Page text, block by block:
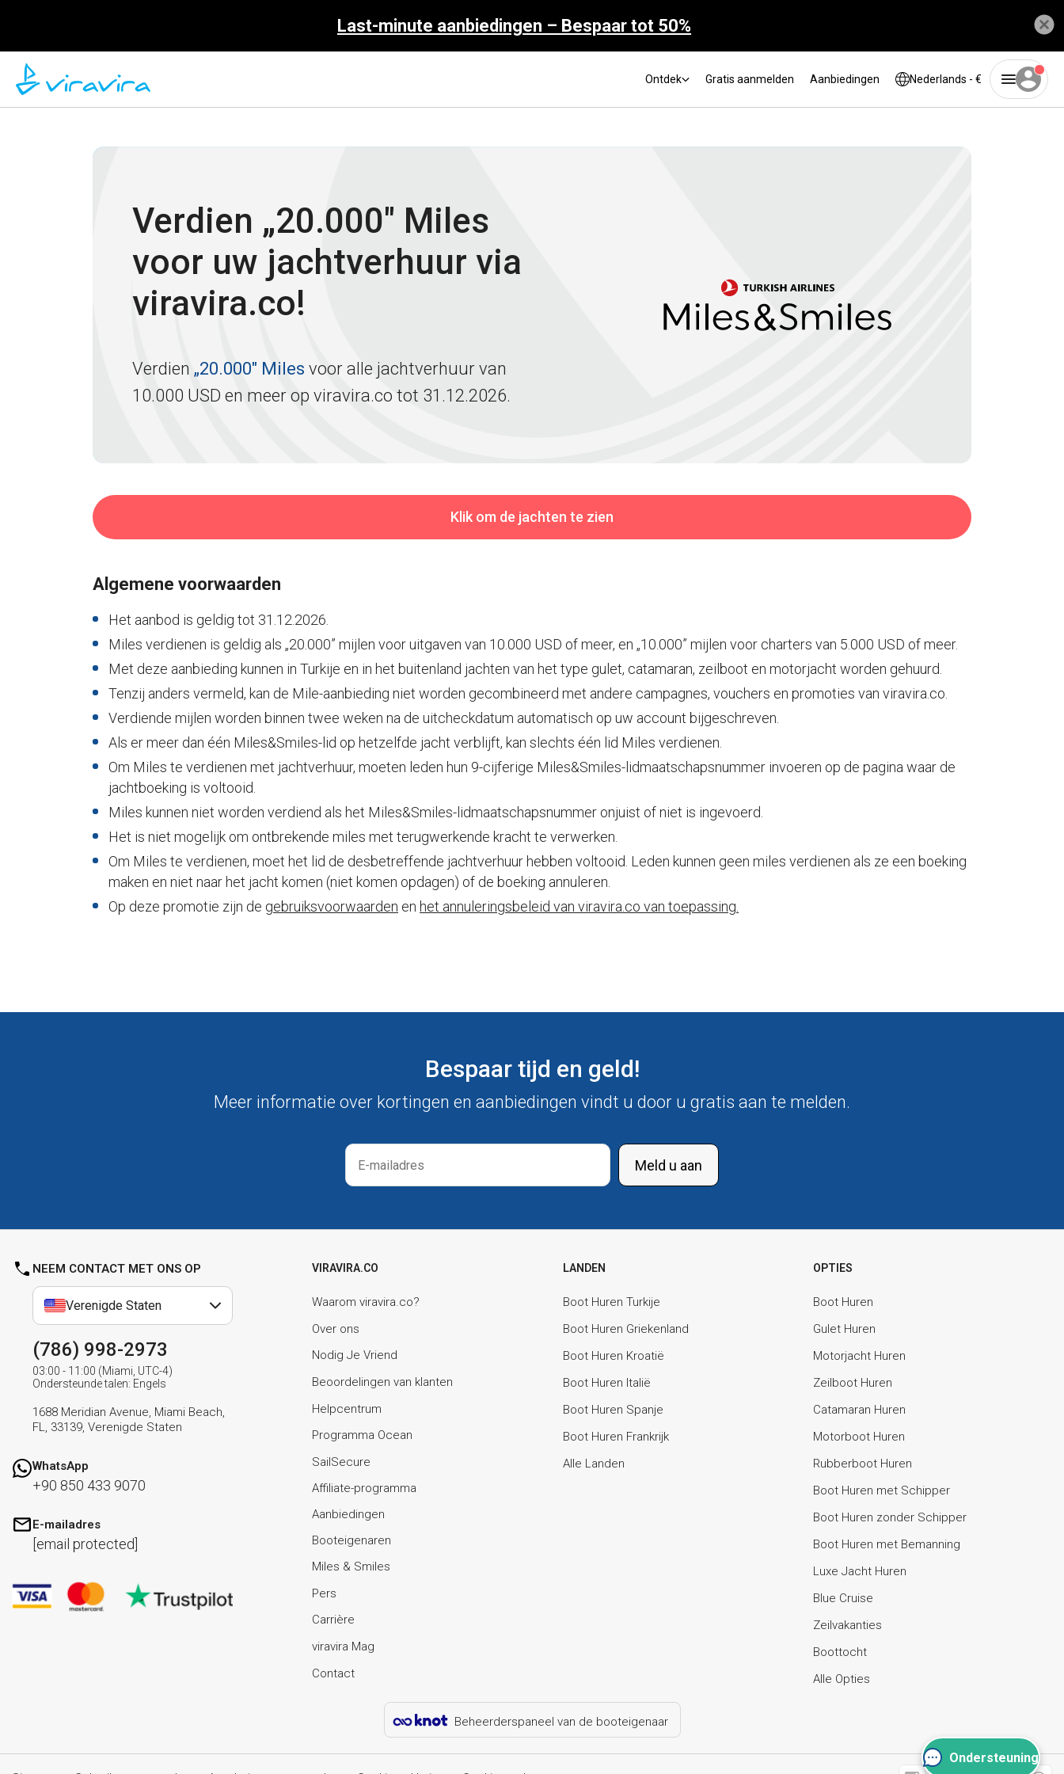
Last-minute aanbiedingen – Bespaar tot 50%
Ontdek Gratis aanmelden Aanbiedingen Nederlands - €
Verdien „20.000" Miles
voor uw jachtverhuur via
viravira.co!
Verdien „20.000" Miles voor alle jachtverhuur van
10.000 USD en meer op viravira.co tot 31.12.2026.
Klik om de jachten te zien
Algemene voorwaarden
Het aanbod is geldig tot 31.12.2026.
Miles verdienen is geldig als „20.000” mijlen voor uitgaven van 10.000 USD of meer, en „10.000” mijlen voor charters van 5.000 USD of meer.
Met deze aanbieding kunnen in Turkije en in het buitenland jachten van het type gulet, catamaran, zeilboot en motorjacht worden gehuurd.
Tenzij anders vermeld, kan de Mile-aanbieding niet worden gecombineerd met andere campagnes, vouchers en promoties van viravira.co.
Verdiende mijlen worden binnen twee weken na de uitcheckdatum automatisch op uw account bijgeschreven.
Als er meer dan één Miles&Smiles-lid op hetzelfde jacht verblijft, kan slechts één lid Miles verdienen.
Om Miles te verdienen met jachtverhuur, moeten leden hun 9-cijferige Miles&Smiles-lidmaatschapsnummer invoeren op de pagina waar de
jachtboeking is voltooid.
Miles kunnen niet worden verdiend als het Miles&Smiles-lidmaatschapsnummer onjuist of niet is ingevoerd.
Het is niet mogelijk om ontbrekende miles met terugwerkende kracht te verwerken.
Om Miles te verdienen, moet het lid de desbetreffende jachtverhuur hebben voltooid. Leden kunnen geen miles verdienen als ze een boeking
maken en niet naar het jacht komen (niet komen opdagen) of de boeking annuleren.
Op deze promotie zijn de gebruiksvoorwaarden en het annuleringsbeleid van viravira.co van toepassing.
Bespaar tijd en geld!
Meer informatie over kortingen en aanbiedingen vindt u door u gratis aan te melden.
Meld u aan
NEEM CONTACT MET ONS OP
Verenigde Staten
(786) 998-2973
03:00 - 11:00 (Miami, UTC-4)
Ondersteunde talen: Engels
1688 Meridian Avenue, Miami Beach,
FL, 33139, Verenigde Staten
WhatsApp
+90 850 433 9070
E-mailadres
[email protected]
VIRAVIRA.CO
Waarom viravira.co?
Over ons
Nodig Je Vriend
Beoordelingen van klanten
Helpcentrum
Programma Ocean
SailSecure
Affiliate-programma
Aanbiedingen
Booteigenaren
Miles & Smiles
Pers
Carrière
viravira Mag
Contact
LANDEN
Boot Huren Turkije
Boot Huren Griekenland
Boot Huren Kroatië
Boot Huren Italië
Boot Huren Spanje
Boot Huren Frankrijk
Alle Landen
OPTIES
Boot Huren
Gulet Huren
Motorjacht Huren
Zeilboot Huren
Catamaran Huren
Motorboot Huren
Rubberboot Huren
Boot Huren met Schipper
Boot Huren zonder Schipper
Boot Huren met Bemanning
Luxe Jacht Huren
Blue Cruise
Zeilvakanties
Boottocht
Alle Opties
Beheerderspaneel van de booteigenaar
Ondersteuning